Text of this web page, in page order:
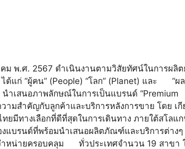
คม พ.ศ. 2567 ดำเนินงานตามวิสัยทัศน์ในการผลิ
แก่ “ผู้คน” (People) “โลก” (Planet) และ “ผล
ำเสนอภาพลักษณ์ในการเป็นแบรนด์ “Premium
มสำคัญกับลูกค้าและบริการหลังการขาย โดย เกี
ยมีทางเลือกที่ดีที่สุดในการเดินทาง ภายใต้สโลแ
แบรนด์ที่พร้อมนำเสนอผลิตภัณฑ์และบริการต่างๆ
จำหน่ายครอบคลุม ทั่วประเทศจำนวน 19 สาขา